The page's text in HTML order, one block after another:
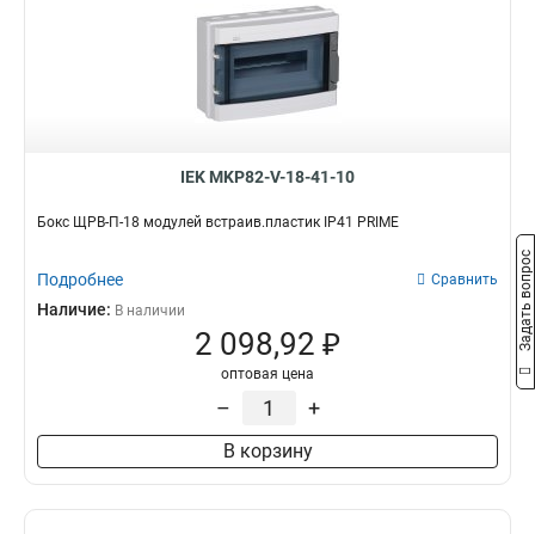
IEK MKP82-V-18-41-10
Бокс ЩРВ-П-18 модулей встраив.пластик IP41 PRIME
Подробнее Сравнить
Наличие: В наличии
2 098,92 ₽
оптовая цена
– +
В корзину
Задать вопрос